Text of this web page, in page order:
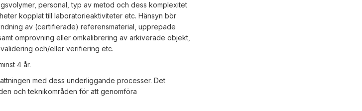
personal, typ av metod och dess komplexitet
kopplat till laboratorieaktiviteter etc. Hänsyn bör
av (certifierade) referensmaterial, upprepade
omprovning eller omkalibrering av arkiverade objekt,
och/eller verifiering etc.
4 år.
med dess underliggande processer. Det
och teknikområden för att genomföra